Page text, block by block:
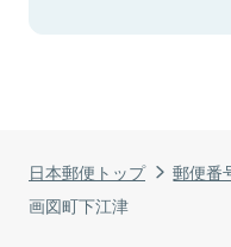
日本郵便トップ 郵便番
画図町下江津